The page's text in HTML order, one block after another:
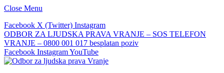
Close Menu
Facebook X (Twitter) Instagram
ODBOR ZA LJUDSKA PRAVA VRANJE – SOS TELEFON
VRANJE – 0800 001 017 besplatan poziv
Facebook InstagramYouTube